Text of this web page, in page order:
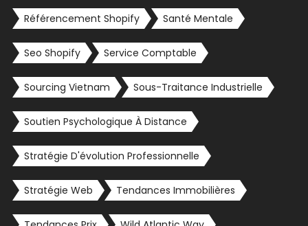
Référencement Shopify Santé Mentale
Seo Shopify Service Comptable
Sourcing Vietnam Sous-Traitance Industrielle
Soutien Psychologique À Distance
Stratégie D'évolution Professionnelle
Stratégie Web Tendances Immobilières